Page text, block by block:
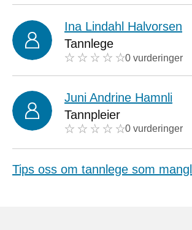
Ina Lindahl Halvorsen
Tannlege
0 vurderinger
Juni Andrine Hamnli
Tannpleier
0 vurderinger
Tips oss om tannlege som